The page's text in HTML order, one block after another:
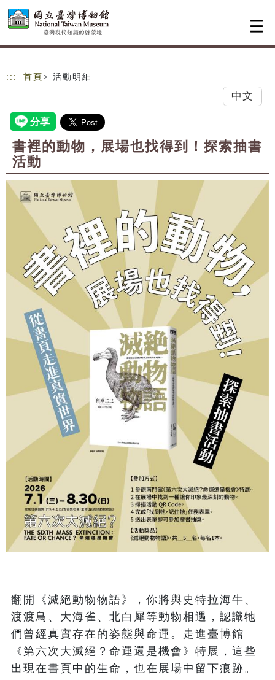
跳到主要內容
網站導覽
::: 首頁 > 活動明細
中文
書裡的動物，展場也找得到！探索抽書
活動
翻開《滅絕動物物語》，你將與史特拉海牛、
渡渡鳥、大海雀、北白犀等動物相遇，認識牠
們曾經真實存在的姿態與命運。走進臺博館
《第六次大滅絕？命運還是機會》特展，這些
出現在書頁中的生命，也在展場中留下痕跡。